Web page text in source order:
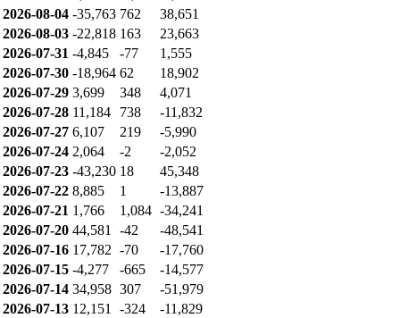
2026-08-04 -35,763 762
38,651
2026-08-03 -22,818 163
23,663
2026-07-31 -4,845 -77
1,555
2026-07-30 -18,964 62
18,902
2026-07-29 3,699 348
4,071
2026-07-28 11,184 738
-11,832
2026-07-27 6,107 219
-5,990
2026-07-24 2,064 -2
-2,052
2026-07-23 -43,230 18
45,348
2026-07-22 8,885 1
-13,887
2026-07-21 1,766 1,084 -34,241
2026-07-20 44,581 -42
-48,541
2026-07-16 17,782 -70
-17,760
2026-07-15 -4,277 -665
-14,577
2026-07-14 34,958 307
-51,979
2026-07-13 12,151 -324
-11,829